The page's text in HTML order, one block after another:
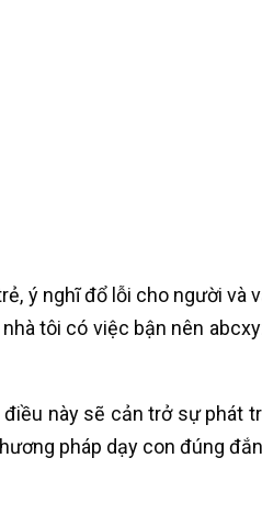
ý nghĩ đổ lỗi cho người
tôi có việc bận nên
này sẽ cản trở sự phát
pháp dạy con đúng